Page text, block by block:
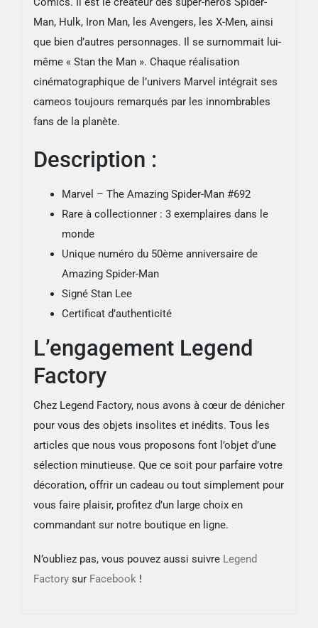
Man, Hulk, Iron Man, les Avengers, les X-Men, ainsi
que bien d’autres personnages. Il se surnommait lui-
même « Stan the Man ». Chaque réalisation
cinématographique de l’univers Marvel intégrait ses
cameos toujours remarqués par les innombrables
fans de la planète.
Description :
Marvel – The Amazing Spider-Man #692
Rare à collectionner : 3 exemplaires dans le
monde
Unique numéro du 50ème anniversaire de
Amazing Spider-Man
Signé Stan Lee
Certificat d’authenticité
L’engagement Legend
Factory
Chez Legend Factory, nous avons à cœur de dénicher
pour vous des objets insolites et inédits. Tous les
articles que nous vous proposons font l’objet d’une
sélection minutieuse. Que ce soit pour parfaire votre
décoration, offrir un cadeau ou tout simplement pour
vous faire plaisir, profitez d’un large choix en
commandant sur notre boutique en ligne.
N’oubliez pas, vous pouvez aussi suivre Legend
Factorysur Facebook!